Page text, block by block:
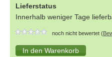
Lieferstatus
Innerhalb weniger Tage
noch nicht bewertet (